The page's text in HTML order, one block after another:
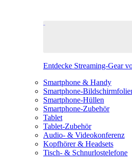
Entdecke Streaming-Gear
Smartphone & Handy
Smartphone-
Smartphone-Hüllen
Smartphone-Zubehör
Tablet
Tablet-Zubehör
Audio- & Videokonferenz
Kopfhörer & Headsets
Tisch- & Schnurlostelefone